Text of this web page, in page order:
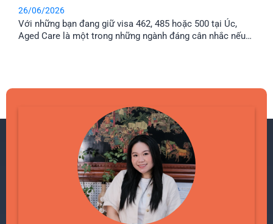
26/06/2026
Với những bạn đang giữ visa 462, 485 hoặc 500 tại Úc,
Aged Care là một trong những ngành đáng cân nhắc nếu